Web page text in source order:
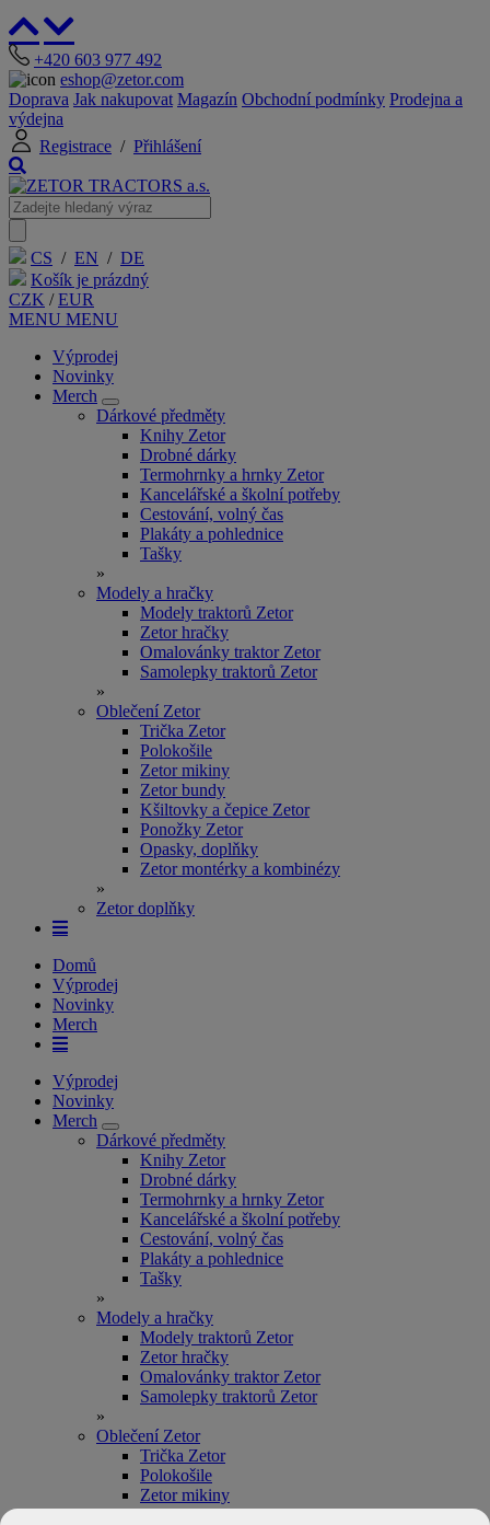
+420 603 977 492
eshop@zetor.com
Doprava Jak nakupovat Magazín Obchodní podmínky Prodejna a
výdejna
Registrace / Přihlášení
CS / EN / DE
Košík je prázdný
CZK /EUR
MENU MENU
Výprodej
Novinky
Merch
Dárkové předměty
Knihy Zetor
Drobné dárky
Termohrnky a hrnky Zetor
Kancelářské a školní potřeby
Cestování, volný čas
Plakáty a pohlednice
Tašky
»
Modely a hračky
Modely traktorů Zetor
Zetor hračky
Omalovánky traktor Zetor
Samolepky traktorů Zetor
»
Oblečení Zetor
Trička Zetor
Polokošile
Zetor mikiny
Zetor bundy
Kšiltovky a čepice Zetor
Ponožky Zetor
Opasky, doplňky
Zetor montérky a kombinézy
»
Zetor doplňky
Domů
Výprodej
Novinky
Merch
Výprodej
Novinky
Merch
Dárkové předměty
Knihy Zetor
Drobné dárky
Termohrnky a hrnky Zetor
Kancelářské a školní potřeby
Cestování, volný čas
Plakáty a pohlednice
Tašky
»
Modely a hračky
Modely traktorů Zetor
Zetor hračky
Omalovánky traktor Zetor
Samolepky traktorů Zetor
»
Oblečení Zetor
Trička Zetor
Polokošile
Zetor mikiny
Zetor bundy